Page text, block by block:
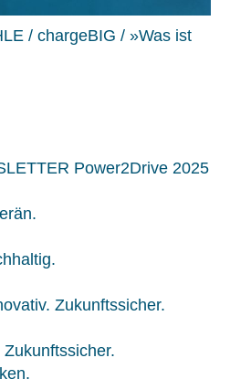
/ chargeBIG / »Was ist
Power2Drive 2025
Zukunftssicher.